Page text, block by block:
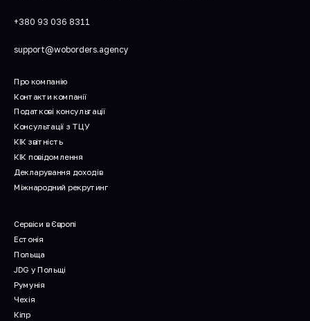
+380 93 036 8311
support@woborders.agency
Про компанію
Контакти компанії
Податкові консультації
Консультації з ТЦУ
КІК звітність
КІК повідомлення
Декларування доходів
Міжнародний рекрутинг
Сервіси в Європі
Естонія
Польща
JDG у Польщі
Румунія
Чехія
Кіпр